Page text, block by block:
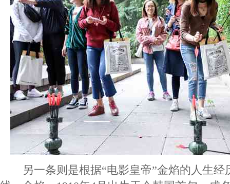
另一条则是根据“电影皇帝”金焰的人生经